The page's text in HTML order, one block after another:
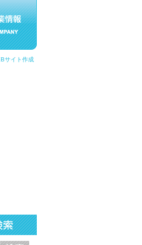
サイト作成